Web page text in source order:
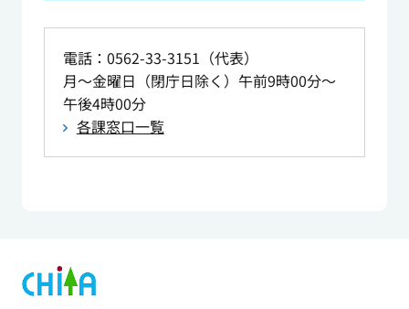
電話：0562-33-3151（代表）
月～金曜日（閉庁日除く）午前9時00分～
午後4時00分
各課窓口一覧